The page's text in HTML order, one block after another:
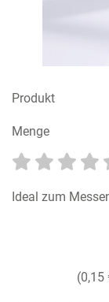
Produkt
Menge
Ideal zum
(0,15